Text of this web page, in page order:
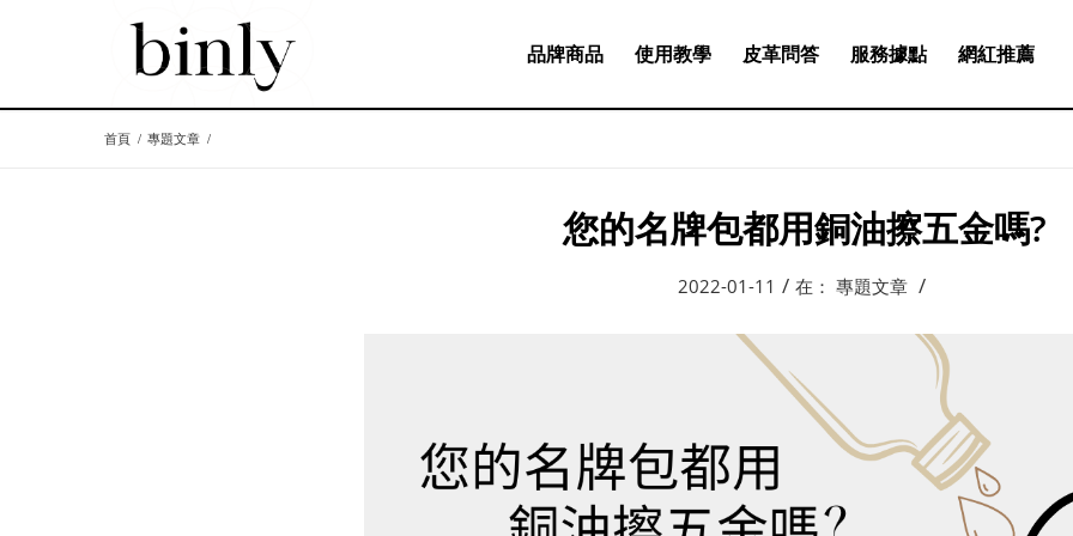
品牌商品 使用教學 皮革問答 服務據點 網紅推薦
首頁 / 專題文章 /
您的名牌包都用銅油擦五金嗎?
2022-01-11 / 在： 專題文章 /